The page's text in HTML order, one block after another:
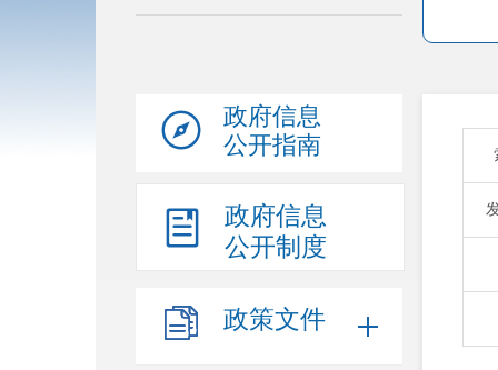
政府信息
公开指南
政府信息
公开制度
政策文件